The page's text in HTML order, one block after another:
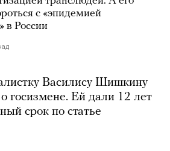
с «эпидемией
в России
Василису Шишкину
госизмене. Ей дали 12 лет
срок по статье